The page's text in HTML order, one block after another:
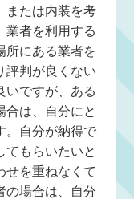
または内装を考
業者を利用する
所にある業者を
評判が良くない
いですが、ある
合は、自分にと
。自分が納得で
てもらいたいと
せを重ねなくて
の場合は、自分